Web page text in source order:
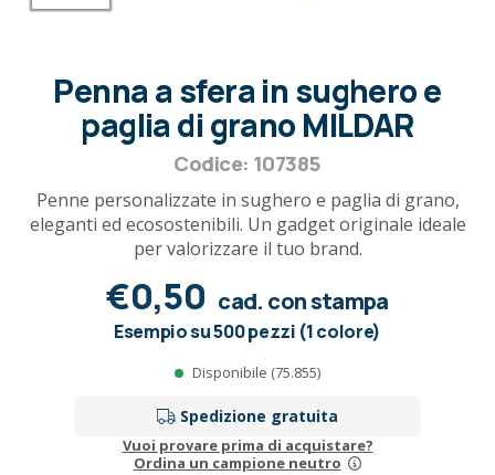
Penna a sfera in sughero e
paglia di grano MILDAR
Codice: 107385
Penne personalizzate in sughero e paglia di grano,
eleganti ed ecosostenibili. Un gadget originale ideale
per valorizzare il tuo brand.
€0,50 cad. con stampa
Esempio su 500 pezzi (1 colore)
Disponibile (75.855)
Spedizione gratuita
Vuoi provare prima di acquistare?
Ordina un campione neutro